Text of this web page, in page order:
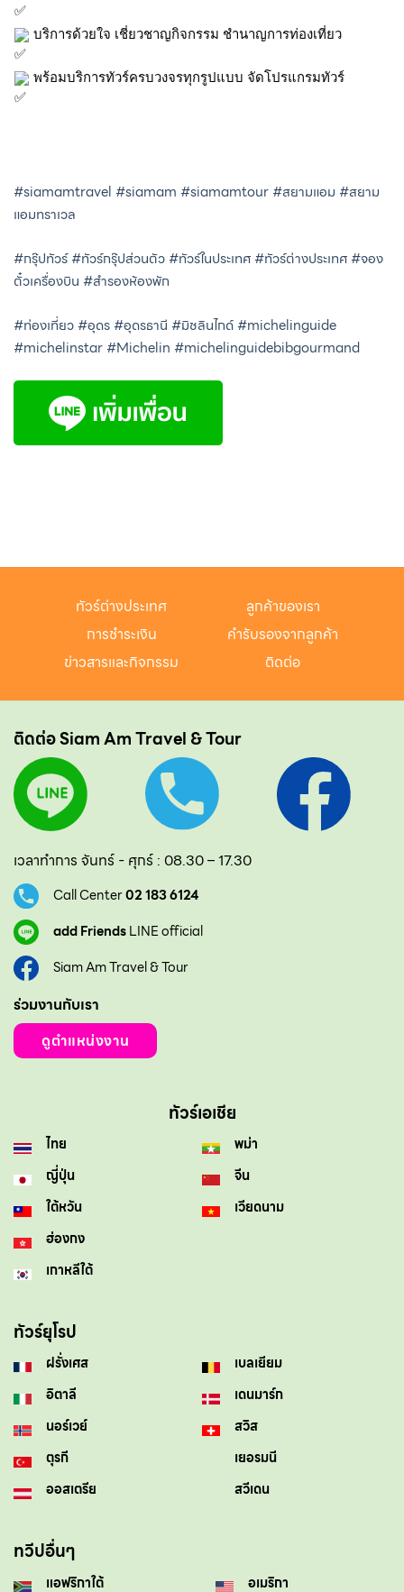
บริการด้วยใจ เชี่ยวชาญกิจกรรม ชำนาญการท่องเที่ยว
พร้อมบริการทัวร์ครบวงจรทุกรูปแบบ จัดโปรแกรมทัวร์
#siamamtravel #siamam #siamamtour #สยามแอม #สยาม
แอมทราเวล
#กรุ๊ปทัวร์ #ทัวร์กรุ๊ปส่วนตัว #ทัวร์ในประเทศ #ทัวร์ต่างประเทศ #จอง
ตั๋วเครื่องบิน #สำรองห้องพัก
#ท่องเที่ยว #อุดร #อุดรธานี #มิชลินไกด์ #michelinguide
#michelinstar #Michelin #michelinguidebibgourmand
ทัวร์ต่างประเทศ
ลูกค้าของเรา
การชำระเงิน
คำรับรองจากลูกค้า
ข่าวสารและกิจกรรม
ติดต่อ
ติดต่อ Siam Am Travel & Tour
เวลาทำการ จันทร์ - ศุกร์ : 08.30 – 17.30
Call Center02 183 6124
add FriendsLINE official
Siam Am Travel & Tour
ร่วมงานกับเรา
ดูตำแหน่งงาน
ทัวร์เอเชีย
ไทย
ญี่ปุ่น
ใต้หวัน
ฮ่องกง
เกาหลีใต้
พม่า
จีน
เวียดนาม
ทัวร์ยุโรป
ฝรั่งเศส
อิตาลี
นอร์เวย์
ตุรกี
ออสเตรีย
เบลเยียม
เดนมาร์ก
สวิส
เยอรมนี
สวีเดน
ทวีปอื่นๆ
แอฟริกาใต้ อเมริกา